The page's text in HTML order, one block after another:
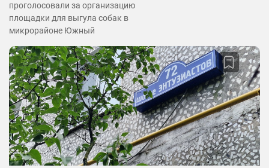
проголосовали за организацию
площадки для выгула собак в
микрорайоне Южный